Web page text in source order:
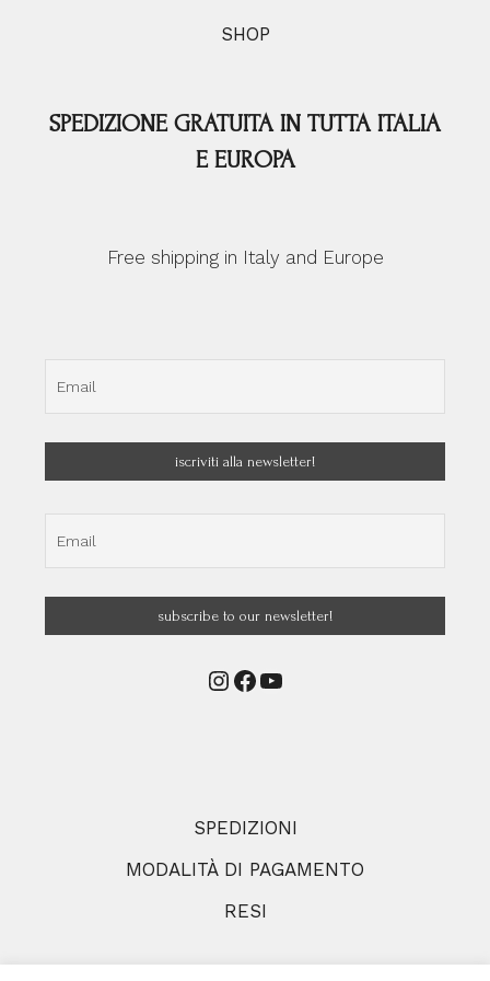
SHOP
SPEDIZIONE GRATUITA IN TUTTA ITALIA
E EUROPA
Free shipping in Italy and Europe
Instagram
Facebook
YouTube
SPEDIZIONI
MODALITÀ DI PAGAMENTO
RESI